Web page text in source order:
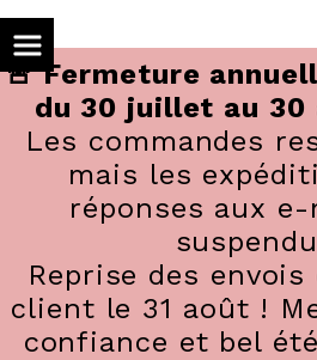
🚨 Fermeture
du 30 juillet au 30
Les commandes
mais les
réponses aux
Reprise des
client le 31 août !
confiance et bel